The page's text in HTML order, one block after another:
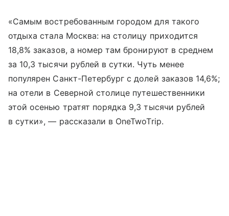
«Самым востребованным городом для такого
отдыха стала Москва: на столицу приходится
18,8% заказов, а номер там бронируют в среднем
за 10,3 тысячи рублей в сутки. Чуть менее
популярен Санкт-Петербург с долей заказов 14,6%;
на отели в Северной столице путешественники
этой осенью тратят порядка 9,3 тысячи рублей
в сутки», — рассказали в OneTwoTrip.